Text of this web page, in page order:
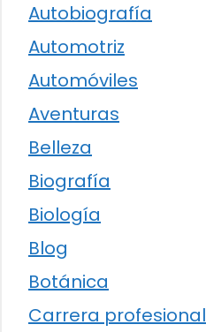
Autobiografía
Automotriz
Automóviles
Aventuras
Belleza
Biografía
Biología
Blog
Botánica
Carrera profesional